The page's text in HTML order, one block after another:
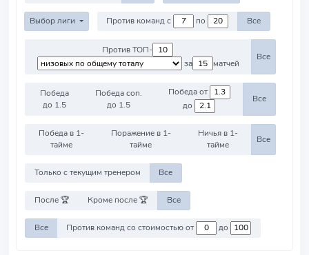
Выбор лиги Против команд с по Все
Против ТОП-
за
матчей
Все
Победа
до 1.5
Победа соп.
до 1.5
Победа от
до
Все
Победа в 1-
тайме
Поражение в 1-
тайме
Ничья в 1-
тайме
Все
Только с текущим тренером Все
После 🏆 Кроме после 🏆 Все
Все Против команд со стоимостью от до